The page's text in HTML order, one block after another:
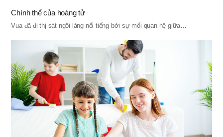
Chính thể của hoàng tử
Vua đã đi thị sát ngôi làng nổi tiếng bởi sự mối quan hệ giữa…